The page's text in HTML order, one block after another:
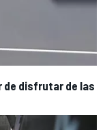
de disfrutar de las